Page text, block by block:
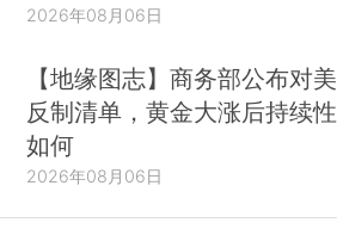
2026年08月06日
【地缘图志】商务部公布对美
反制清单，黄金大涨后持续性
如何
2026年08月06日